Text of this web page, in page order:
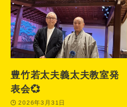
豊竹若太夫義太夫教室発
表会💞
2026年3月31日